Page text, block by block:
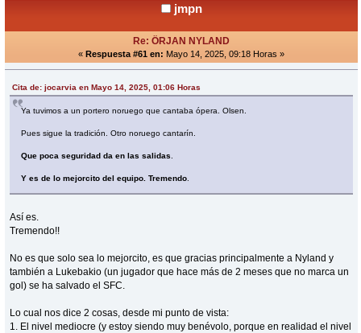
jmpn
Re: ÖRJAN NYLAND
« Respuesta #61 en: Mayo 14, 2025, 09:18 Horas »
Cita de: jocarvia en Mayo 14, 2025, 01:06 Horas
Ya tuvimos a un portero noruego que cantaba ópera. Olsen.
Pues sigue la tradición. Otro noruego cantarín.
Que poca seguridad da en las salidas
Y es de lo mejorcito del equipo. Tremendo
Así es.
Tremendo!!
No es que solo sea lo mejorcito, es que gracias principalmente a Nyland y
también a Lukebakio (un jugador que hace más de 2 meses que no marca un
gol) se ha salvado el SFC.
Lo cual nos dice 2 cosas, desde mi punto de vista:
1. El nivel mediocre (y estoy siendo muy benévolo, porque en realidad el nivel